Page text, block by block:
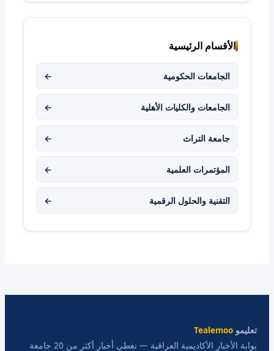
الأقسام الرئيسية
الجامعات الحكومية ←
الجامعات والكليات الأهلية ←
جامعة التراث ←
المؤتمرات العلمية ←
التقنية والحلول الرقمية ←
تعليمو Tealemoo
بوابة الأخبار الأكاديمية العراقية — نغطي أخبار أكثر من 20 جامعة